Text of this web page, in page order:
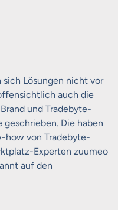
sich Lösungen nicht vor
auch die
und Tradebyte-
geschrieben. Die haben
how von Tradebyte-
Experten zuumeo
auf den